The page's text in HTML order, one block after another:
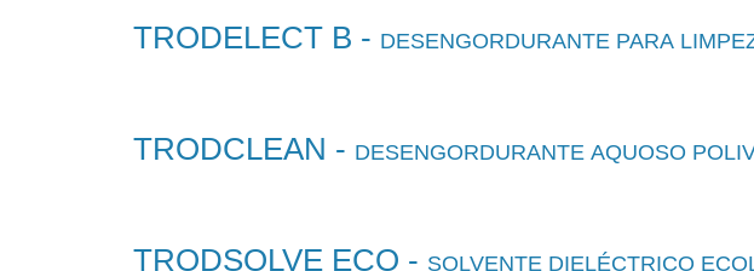
TRODELECT B - DESENGORDURANTE PARA
TRODCLEAN - DESENGORDURANTE AQUOSO
TRODSOLVE ECO - SOLVENTE DIELÉCTRICO